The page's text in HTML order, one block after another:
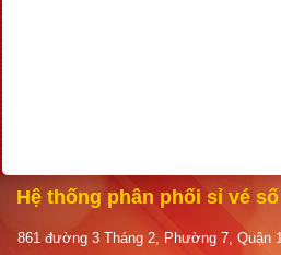
Hệ thống phân phối sỉ vé
861 đường 3 Tháng 2, Phường 7, Quận